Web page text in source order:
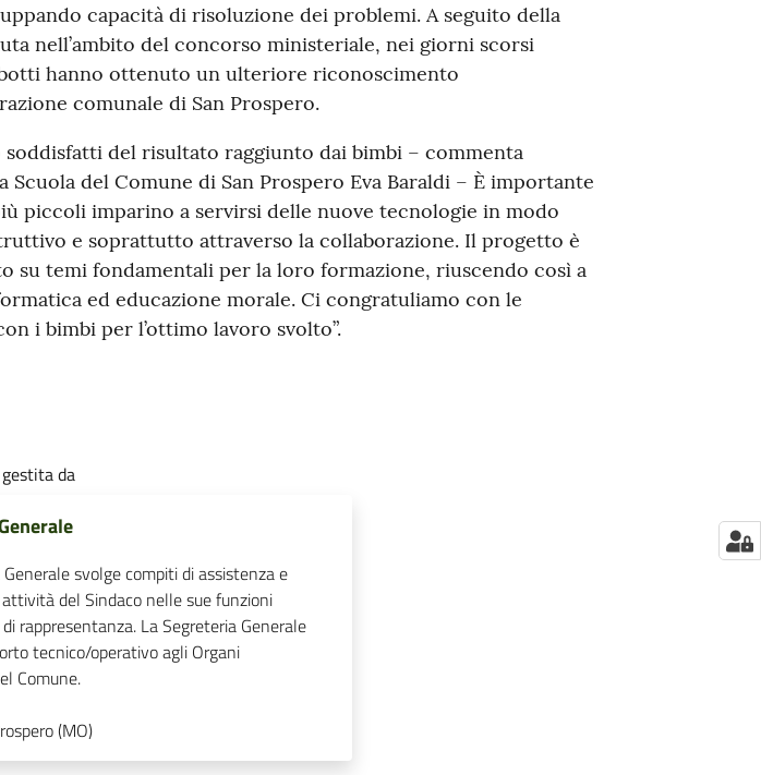
capacità di risoluzione dei problemi. A seguito della
nell’ambito del concorso ministeriale, nei giorni scorsi
hanno ottenuto un ulteriore riconoscimento
comunale di San Prospero.
soddisfatti del risultato raggiunto dai bimbi – commenta
Scuola del Comune di San Prospero Eva Baraldi – È importante
piccoli imparino a servirsi delle nuove tecnologie in modo
e soprattutto attraverso la collaborazione. Il progetto è
su temi fondamentali per la loro formazione, riuscendo così a
ed educazione morale. Ci congratuliamo con le
i bimbi per l’ottimo lavoro svolto”.
da
svolge compiti di assistenza e
del Sindaco nelle sue funzioni
rappresentanza. La Segreteria Generale
tecnico/operativo agli Organi
Comune.
(MO)